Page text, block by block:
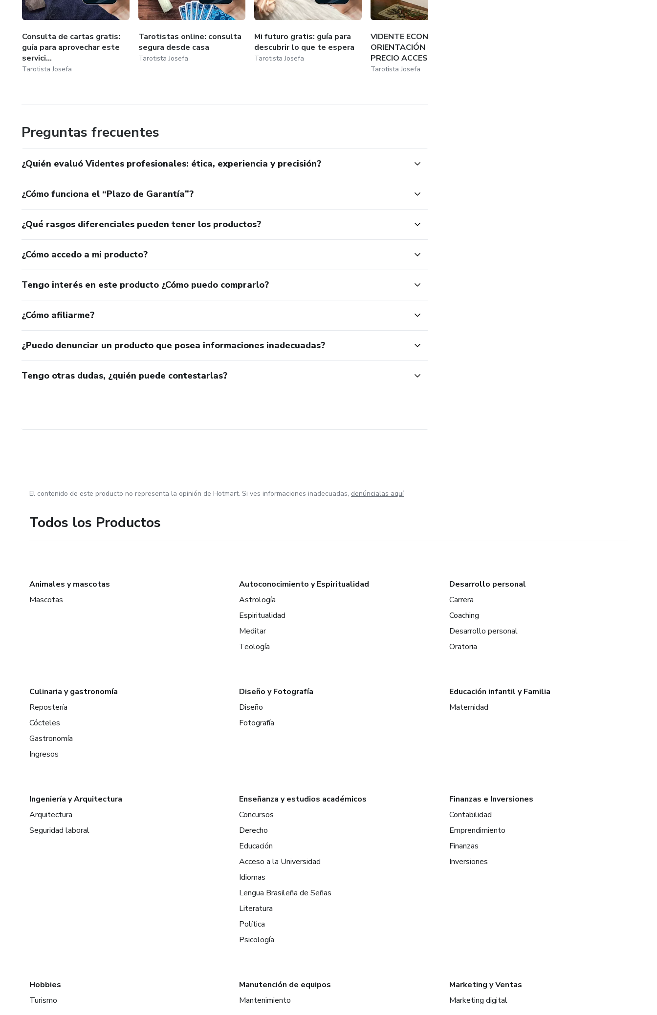
Consulta de cartas gratis:
guía para aprovechar este
servici...
Tarotista Josefa
Tarotistas online: consulta
segura desde casa
Tarotista Josefa
Mi futuro gratis: guía para
descubrir lo que te espera
Tarotista Josefa
VIDENTE ECONÓMICA:
ORIENTACIÓN EFICAZ A
PRECIO ACCESIBLE
Tarotista Josefa
Preguntas frecuentes
¿Quién evaluó Videntes profesionales: ética, experiencia y precisión?
¿Cómo funciona el “Plazo de Garantía”?
¿Qué rasgos diferenciales pueden tener los productos?
¿Cómo accedo a mi producto?
Tengo interés en este producto ¿Cómo puedo comprarlo?
¿Cómo afiliarme?
¿Puedo denunciar un producto que posea informaciones inadecuadas?
Tengo otras dudas, ¿quién puede contestarlas?
El contenido de este producto no representa la opinión de Hotmart. Si ves informaciones inadecuadas, denúncialas aquí
Todos los Productos
Animales y mascotas
Mascotas
Autoconocimiento y Espiritualidad
Astrología
Espiritualidad
Meditar
Teología
Desarrollo personal
Carrera
Coaching
Desarrollo personal
Oratoria
Culinaria y gastronomía
Repostería
Cócteles
Gastronomía
Ingresos
Diseño y Fotografía
Diseño
Fotografía
Educación infantil y Familia
Maternidad
Ingeniería y Arquitectura
Arquitectura
Seguridad laboral
Enseñanza y estudios académicos
Concursos
Derecho
Educación
Acceso a la Universidad
Idiomas
Lengua Brasileña de Señas
Literatura
Política
Psicología
Finanzas e Inversiones
Contabilidad
Emprendimiento
Finanzas
Inversiones
Hobbies
Turismo
Manutención de equipos
Mantenimiento
Marketing y Ventas
Marketing digital